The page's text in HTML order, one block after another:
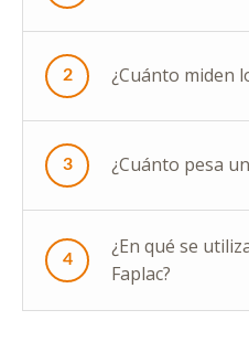
2 ¿Cuánto miden
3 ¿Cuánto pesa
4
¿En qué se
Faplac?